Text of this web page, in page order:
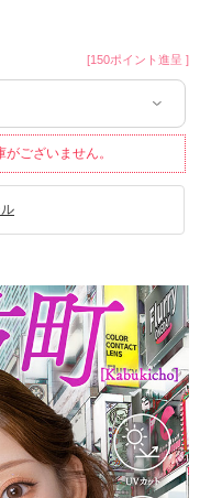
[150ポイント進呈 ]
ございません。